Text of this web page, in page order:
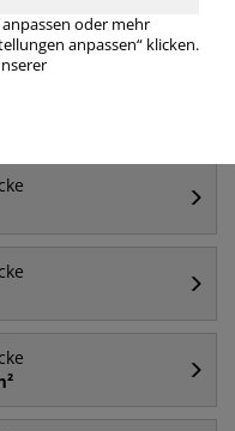
oder mehr
anpassen“ klicken.